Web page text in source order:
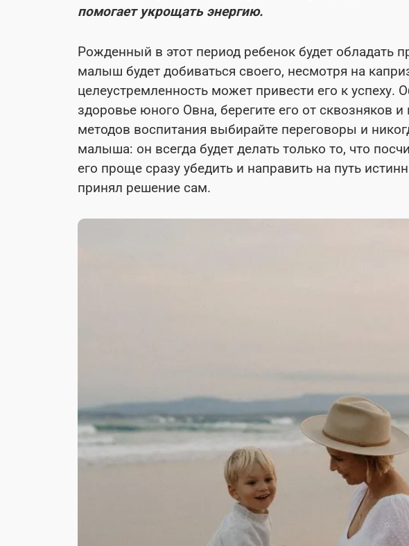
помогает укрощать энергию.
Рожденный в этот период ребенок будет обладать
малыш будет добиваться своего, несмотря на
целеустремленность может привести его к успеху.
здоровье юного Овна, берегите его от сквозняков
методов воспитания выбирайте переговоры и
малыша: он всегда будет делать только то, что
его проще сразу убедить и направить на путь
принял решение сам.